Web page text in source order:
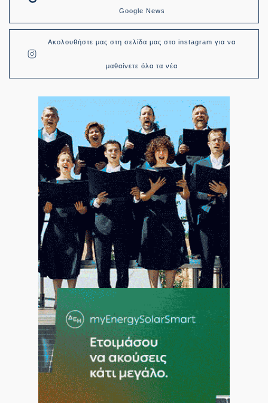
Google News
Ακολουθήστε μας στη σελίδα μας στο instagram για να
μαθαίνετε όλα τα νέα